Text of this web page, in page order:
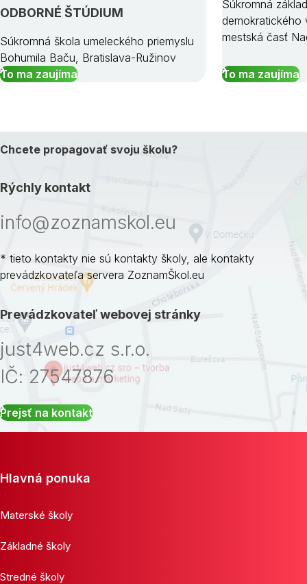
ODBORNÉ ŠTÚDIUM
Súkromná škola umeleckého priemyslu
Bohumila Baču, Bratislava-Ružinov
To ma zaujíma
Súkromná
demokratického
mestská časť
To ma zaujíma
Chcete propagovať svoju školu?
Rýchly kontakt
info@zoznamskol.eu
* tieto kontakty nie sú kontakty školy, ale kontakty
prevádzkovateľa servera ZoznamŠkol.eu
Prevádzkovateľ webovej stránky
just4web.cz s.r.o.
IČ: 27547876
Prejsť na kontakt
Hlavná ponuka
Materské školy
Základné školy
Stredné školy